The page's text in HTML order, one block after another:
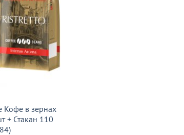
Кофе в зернах
+ Стакан 110